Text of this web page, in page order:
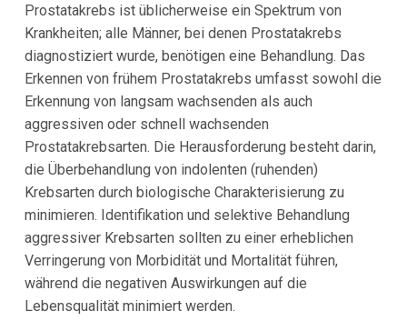
Prostatakrebs ist üblicherweise ein Spektrum von
Krankheiten; alle Männer, bei denen Prostatakrebs
diagnostiziert wurde, benötigen eine Behandlung. Das
Erkennen von frühem Prostatakrebs umfasst sowohl die
Erkennung von langsam wachsenden als auch
aggressiven oder schnell wachsenden
Prostatakrebsarten. Die Herausforderung besteht darin,
die Überbehandlung von indolenten (ruhenden)
Krebsarten durch biologische Charakterisierung zu
minimieren. Identifikation und selektive Behandlung
aggressiver Krebsarten sollten zu einer erheblichen
Verringerung von Morbidität und Mortalität führen,
während die negativen Auswirkungen auf die
Lebensqualität minimiert werden.